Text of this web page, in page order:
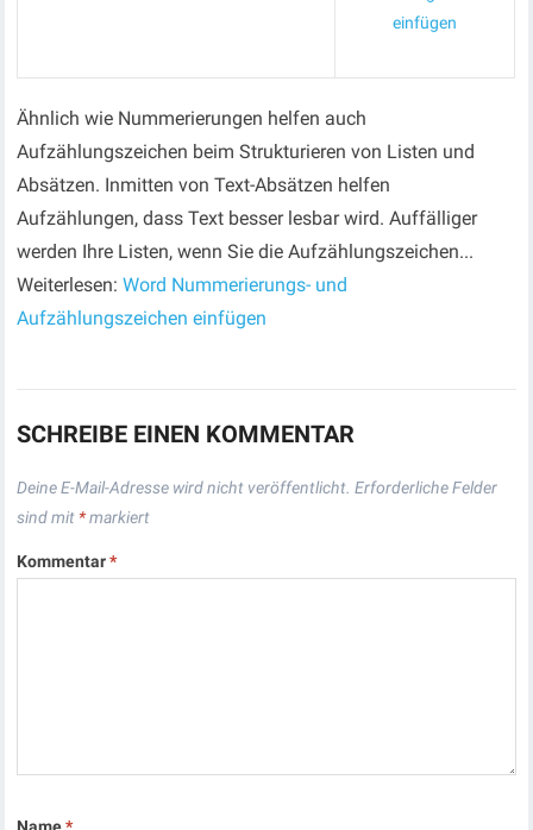
einfügen
Ähnlich wie Nummerierungen helfen auch
Aufzählungszeichen beim Strukturieren von Listen und
Absätzen. Inmitten von Text-Absätzen helfen
Aufzählungen, dass Text besser lesbar wird. Auffälliger
werden Ihre Listen, wenn Sie die Aufzählungszeichen...
Weiterlesen:Word Nummerierungs- und
Aufzählungszeichen einfügen
SCHREIBE EINEN KOMMENTAR
Deine E-Mail-Adresse wird nicht veröffentlicht. Erforderliche Felder
sind mit *markiert
Kommentar*